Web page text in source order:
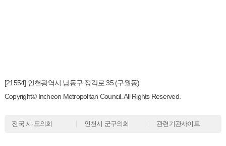
[21554] 인천광역시 남동구 정각로 35 (구월동)
Copyright© Incheon Metropolitan Council. All Rights Reserved.
전국 시·도의회 인천시 군구의회 관련기관사이트